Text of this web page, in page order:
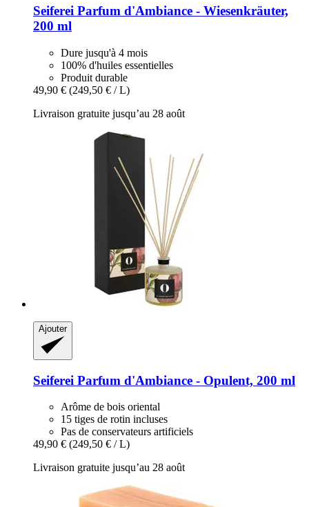
Seiferei Parfum d'Ambiance -​ Wiesenkräuter,
200 ml
Dure jusqu'à 4 mois
100% d'huiles essentielles
Produit durable
49,90 € (249,50 € / L)
Livraison gratuite jusqu’au 28 août
Ajouter
Seiferei Parfum d'Ambiance -​ Opulent, 200 ml
Arôme de bois oriental
15 tiges de rotin incluses
Pas de conservateurs artificiels
49,90 € (249,50 € / L)
Livraison gratuite jusqu’au 28 août